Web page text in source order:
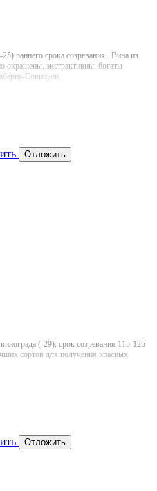
раннего срока созревания. Вина из
окрашены, экстрактивны, богаты
Совиньон.
Отложить
(-29), срок созревания 115-125
сортов для получения красных
Отложить